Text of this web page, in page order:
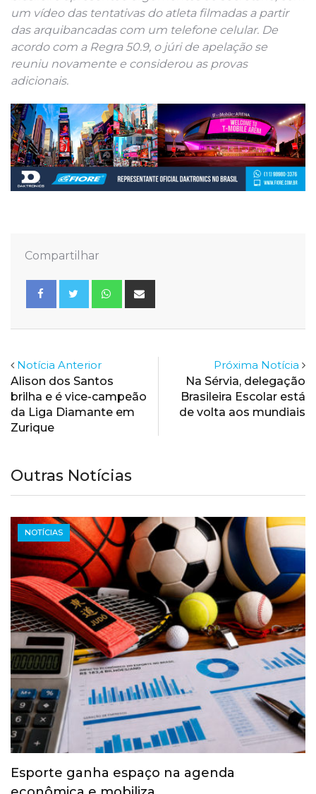
um vídeo das tentativas do atleta filmadas a partir
das arquibancadas com um telefone celular. De
acordo com a Regra 50.9, o júri de apelação se
reuniu novamente e considerou as provas
adicionais.
Compartilhar
Whatsapp
Notícia Anterior
Alison dos Santos
brilha e é vice-campeão
da Liga Diamante em
Zurique
Próxima Notícia
Na Sérvia, delegação
Brasileira Escolar está
de volta aos mundiais
Outras Notícias
NOTÍCIAS
Esporte ganha espaço na agenda